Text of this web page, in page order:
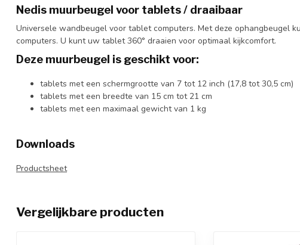
Nedis muurbeugel voor tablets / draaibaar
Universele wandbeugel voor tablet computers. Met deze ophangbeugel
computers. U kunt uw tablet 360° draaien voor optimaal kijkcomfort.
Deze muurbeugel is geschikt voor:
tablets met een schermgrootte van 7 tot 12 inch (17,8 tot 30,5 cm)
tablets met een breedte van 15 cm tot 21 cm
tablets met een maximaal gewicht van 1 kg
Downloads
Productsheet
Vergelijkbare producten